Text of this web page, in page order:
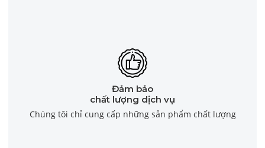
Đảm bảo
chất lượng dịch vụ
Chúng tôi chỉ cung cấp những sản phẩm chất lượng